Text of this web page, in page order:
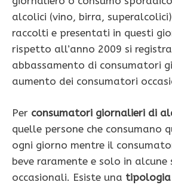
alcolici (vino, birra,
raccolti e presentati in questi
rispetto all’anno 2009 si
abbassamento di consumatori
aumento dei consumatori
Per consumatori giornalieri di
quelle persone che consumano
ogni giorno mentre il
beve raramente e solo in alcune
occasionali. Esiste una tipologia